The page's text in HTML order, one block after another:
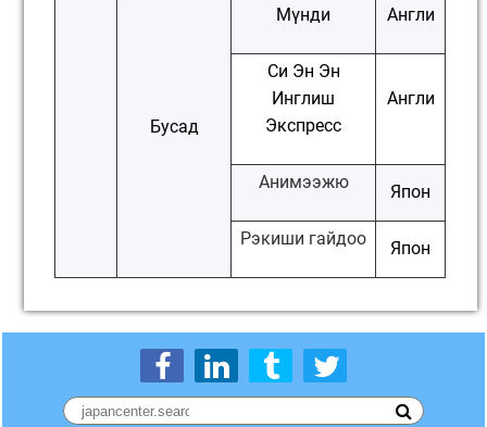
Бусад
Мүнди Англи
Си Эн Эн
Инглиш
Экспресс
Англи
Анимээжю Япон
Рэкиши гайдоо Япон